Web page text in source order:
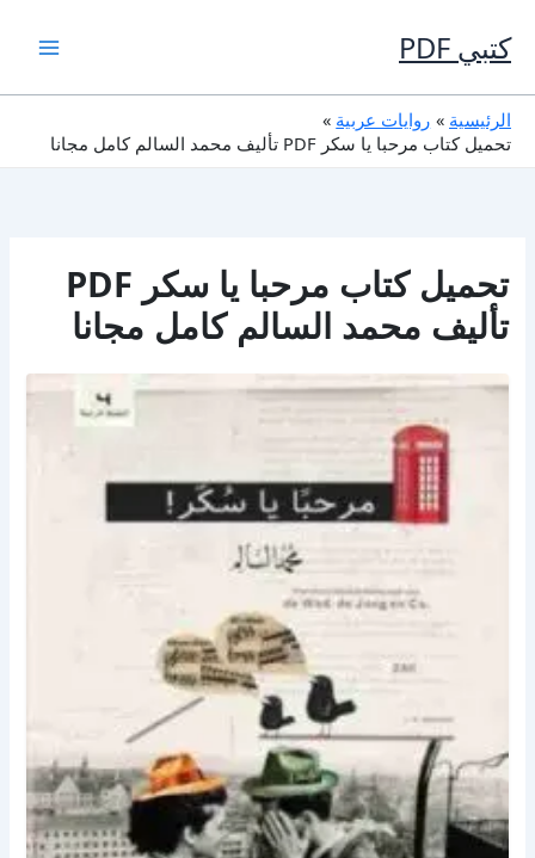
إلى
المحتوى
كتبي PDF
الرئيسية
روايات عربية
تحميل كتاب مرحبا يا سكر PDF تأليف محمد السالم كامل مجانا
تحميل كتاب مرحبا يا سكر PDF
تأليف محمد السالم كامل مجانا